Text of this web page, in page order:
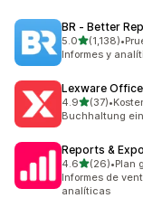
BR ‑ Better
5.0de 5 estrellas
(1,138)
1138 reseñas
•
Informes y
Lexware
4.9de 5(37)
37 reseñas en
•
Buchhaltung
Reports &
4.6de 5 estrellas
(26)
26 reseñas en
•Plan
Informes de
analíticas